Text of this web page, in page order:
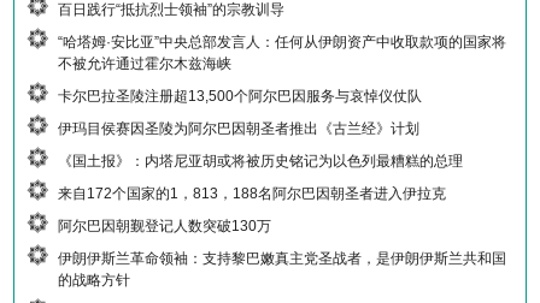
百日践行“抵抗烈士领袖”的宗教训导
“哈塔姆·安比亚”中央总部发言人：任何从伊朗资产中收取款项的国家将
不被允许通过霍尔木兹海峡
卡尔巴拉圣陵注册超13,500个阿尔巴因服务与哀悼仪仗队
伊玛目侯赛因圣陵为阿尔巴因朝圣者推出《古兰经》计划
《国土报》：内塔尼亚胡或将被历史铭记为以色列最糟糕的总理
来自172个国家的1，813，188名阿尔巴因朝圣者进入伊拉克
阿尔巴因朝觐登记人数突破130万
伊朗伊斯兰革命领袖：支持黎巴嫩真主党圣战者，是伊朗伊斯兰共和国
的战略方针